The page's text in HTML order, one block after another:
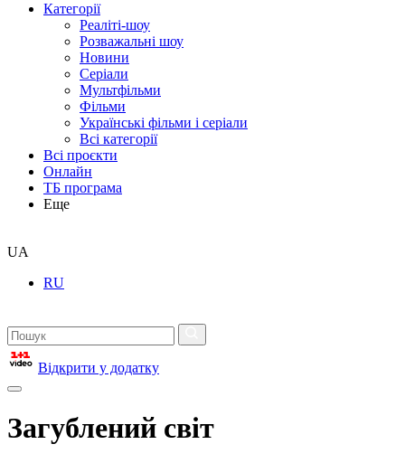
Категорії
Реаліті-шоу
Розважальні шоу
Новини
Серіали
Мультфільми
Фільми
Українські фільми і серіали
Всі категорії
Всі проєкти
Онлайн
ТБ програма
Еще
UA
RU
Відкрити у додатку
Загублений світ